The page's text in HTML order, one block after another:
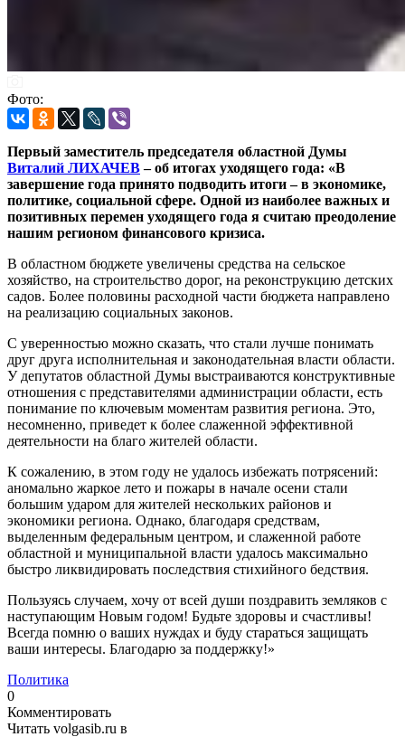
Фото:
Первый заместитель председателя областной Думы
Виталий ЛИХАЧЕВ– об итогах уходящего года: «В
завершение года принято подводить итоги – в экономике,
политике, социальной сфере. Одной из наиболее важных и
позитивных перемен уходящего года я считаю преодоление
нашим регионом финансового кризиса.
В областном бюджете увеличены средства на сельское
хозяйство, на строительство дорог, на реконструкцию детских
садов. Более половины расходной части бюджета направлено
на реализацию социальных законов.
С уверенностью можно сказать, что стали лучше понимать
друг друга исполнительная и законодательная власти области.
У депутатов областной Думы выстраиваются конструктивные
отношения с представителями администрации области, есть
понимание по ключевым моментам развития региона. Это,
несомненно, приведет к более слаженной эффективной
деятельности на благо жителей области.
К сожалению, в этом году не удалось избежать потрясений:
аномально жаркое лето и пожары в начале осени стали
большим ударом для жителей нескольких районов и
экономики региона. Однако, благодаря средствам,
выделенным федеральным центром, и слаженной работе
областной и муниципальной власти удалось максимально
быстро ликвидировать последствия стихийного бедствия.
Пользуясь случаем, хочу от всей души поздравить земляков с
наступающим Новым годом! Будьте здоровы и счастливы!
Всегда помню о ваших нуждах и буду стараться защищать
ваши интересы. Благодарю за поддержку!»
Политика
0
Комментировать
Читать volgasib.ru в